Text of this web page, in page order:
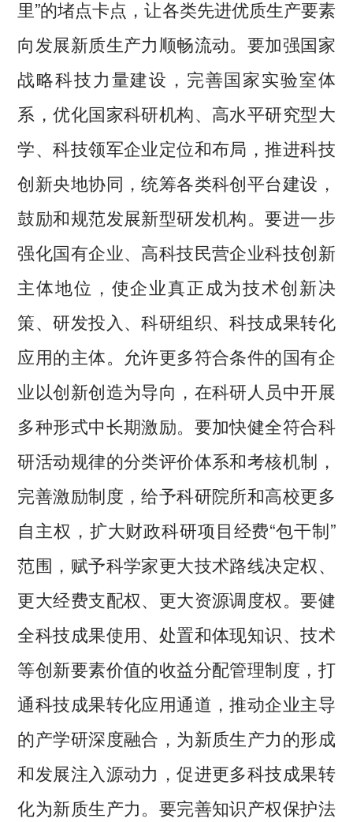
里”的堵点卡点，让各类先进优质生产要素
向发展新质生产力顺畅流动。要加强国家
战略科技力量建设，完善国家实验室体
系，优化国家科研机构、高水平研究型大
学、科技领军企业定位和布局，推进科技
创新央地协同，统筹各类科创平台建设，
鼓励和规范发展新型研发机构。要进一步
强化国有企业、高科技民营企业科技创新
主体地位，使企业真正成为技术创新决
策、研发投入、科研组织、科技成果转化
应用的主体。允许更多符合条件的国有企
业以创新创造为导向，在科研人员中开展
多种形式中长期激励。要加快健全符合科
研活动规律的分类评价体系和考核机制，
完善激励制度，给予科研院所和高校更多
自主权，扩大财政科研项目经费“包干制”
范围，赋予科学家更大技术路线决定权、
更大经费支配权、更大资源调度权。要健
全科技成果使用、处置和体现知识、技术
等创新要素价值的收益分配管理制度，打
通科技成果转化应用通道，推动企业主导
的产学研深度融合，为新质生产力的形成
和发展注入源动力，促进更多科技成果转
化为新质生产力。要完善知识产权保护法